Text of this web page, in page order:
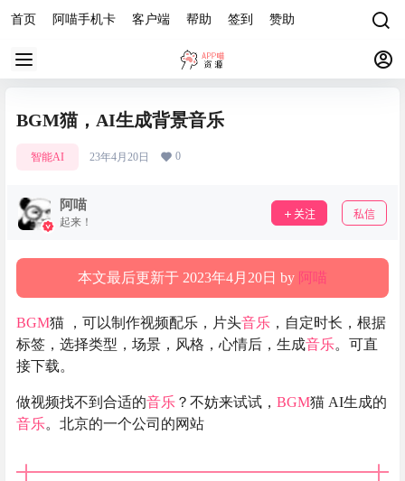
首页 阿喵手机卡 客户端 帮助 签到 赞助
BGM猫，AI生成背景音乐
智能AI 23年4月20日 0
阿喵
起来！
关注 私信
本文最后更新于 2023年4月20日 by 阿喵
BGM猫 ，可以制作视频配乐，片头音乐 ，自定时长，根据
标签，选择类型，场景，风格，心情后，生成音乐。可直
接下载。
做视频找不到合适的音乐 ？不妨来试试， BGM猫 AI生成的
音乐。北京的一个公司的网站